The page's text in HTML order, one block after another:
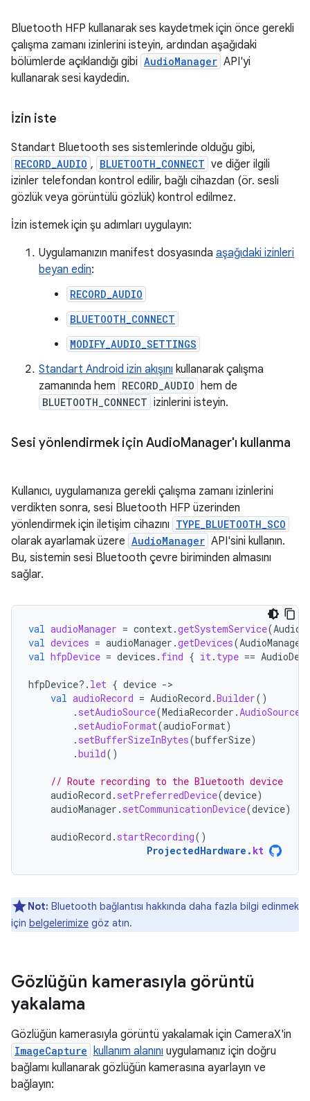
Bluetooth HFP kullanarak ses kaydetmek için önce gerekli
çalışma zamanı izinlerini isteyin, ardından aşağıdaki
bölümlerde açıklandığı gibi AudioManager API'yi
kullanarak sesi kaydedin.
İzin iste
Standart Bluetooth ses sistemlerinde olduğu gibi,
RECORD_AUDIO , BLUETOOTH_CONNECT ve diğer ilgili
izinler telefondan kontrol edilir, bağlı cihazdan (ör. sesli
gözlük veya görüntülü gözlük) kontrol edilmez.
İzin istemek için şu adımları uygulayın:
Uygulamanızın manifest dosyasında aşağıdaki izinleri
beyan edin:
RECORD_AUDIO
BLUETOOTH_CONNECT
MODIFY_AUDIO_SETTINGS
Standart Android izin akışını kullanarak çalışma
zamanında hem RECORD_AUDIO hem de
BLUETOOTH_CONNECT izinlerini isteyin.
Sesi yönlendirmek için AudioManager'ı kullanma
Kullanıcı, uygulamanıza gerekli çalışma zamanı izinlerini
verdikten sonra, sesi Bluetooth HFP üzerinden
yönlendirmek için iletişim cihazını TYPE_BLUETOOTH_SCO
olarak ayarlamak üzere AudioManager API'sini kullanın.
Bu, sistemin sesi Bluetooth çevre biriminden almasını
sağlar.
val audioManager = context.getSystemService(
val devices = audioManager .getDevices(AudioManager
val hfpDevice = devices . find { it. type ==
hfpDevice?. let { device -
val audioRecord = AudioRecord .Builder()
. setAudioSource(MediaRecorder .AudioSource
. setAudioFormat(audioFormat)
. setBufferSizeInBytes(bufferSize)
.build()
// Route recording to the Bluetooth device
audioRecord . setPreferredDevice(device)
audioManager . setCommunicationDevice(device)
audioRecord . startRecording()
ProjectedHardware . kt
Not: Bluetooth bağlantısı hakkında daha fazla bilgi edinmek
için belgelerimize göz atın.
Gözlüğün kamerasıyla görüntü
yakalama
Gözlüğün kamerasıyla görüntü yakalamak için CameraX'in
ImageCapture kullanım alanını uygulamanız için doğru
bağlamı kullanarak gözlüğün kamerasına ayarlayın ve
bağlayın: